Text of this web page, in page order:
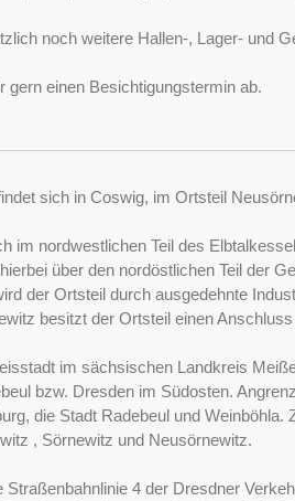
noch weitere Hallen-, Lager- und
gern einen Besichtigungstermin ab.
sich in Coswig, im Ortsteil
im nordwestlichen Teil des
über den nordöstlichen Teil der
der Ortsteil durch ausgedehnte
besitzt der Ortsteil einen
im sächsischen Landkreis
bzw. Dresden im Südosten.
die Stadt Radebeul und
, Sörnewitz und Neusörnewitz.
4 der Dresdner